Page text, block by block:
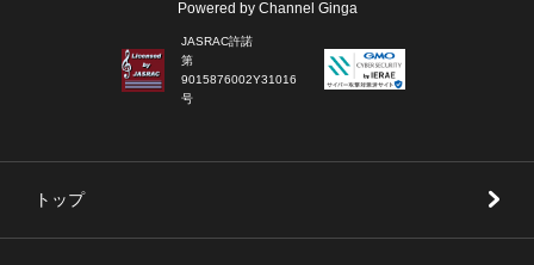
Powered by Channel Ginga
JASRAC許諾
第
9015876002Y31016
号
トップ